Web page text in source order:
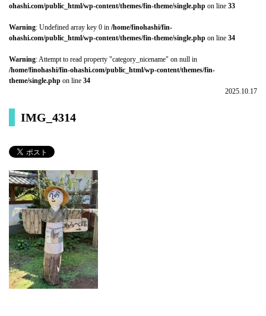
ohashi.com/public_html/wp-content/themes/fin-theme/single.php on line 33
Warning: Undefined array key 0 in /home/finohashi/fin-
ohashi.com/public_html/wp-content/themes/fin-theme/single.php on line 34
Warning: Attempt to read property "category_nicename" on null in
/home/finohashi/fin-ohashi.com/public_html/wp-content/themes/fin-
theme/single.php on line 34
2025.10.17
IMG_4314